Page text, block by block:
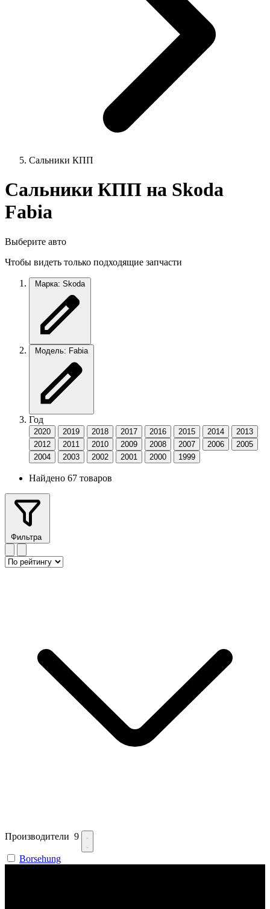
Сальники КПП
Сальники КПП на Skoda
Fabia
Выберите авто
Чтобы видеть только подходящие запчасти
Марка: Skoda
Модель: Fabia
Год
2020 2019 2018 2017 2016 2015 2014
2013
2012
2011 2010 2009 2008 2007 2006
2005
2004
2003 2002 2001 2000 1999
Найдено 67 товаров
Фильтра
Производители 9
Borsehung